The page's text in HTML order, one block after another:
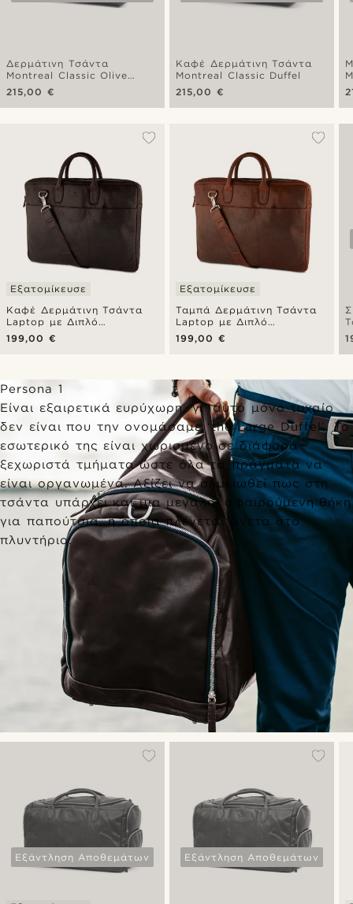
Δερμάτινη Τσάντα
Montreal Classic Olive
Duffel
215,00 €
Καφέ Δερμάτινη Τσάντα
Montreal Classic Duffel
215,00 €
Καφέ Δερμάτινη Τσάντα
Laptop με Διπλό
Φερμουάρ Montreal
Executive
Εξατομίκευσε
199,00 €
Ταμπά Δερμάτινη Τσάντα
Laptop με Διπλό
Φερμουάρ Montreal
Executive
Εξατομίκευσε
199,00 €
Persona 1
Είναι εξαιρετικά ευρύχωρη, γι’ αυτό μόνο τυχαίο
δεν είναι που την ονομάσαμε ‘the Large Duffel’. Το
εσωτερικό της είναι χωρισμένο σε διάφορα
ξεχωριστά τμήματα ώστε όλα τα πράγματα να
είναι οργανωμένα. Αξίζει να σημειωθεί πως στη
τσάντα υπάρχει και μια μεγάλη, αφαιρούμενη θήκη
για παπούτσια, η οποία πλένεται άνετα στο
πλυντήριο.
Εξάντληση Αποθεμάτων Εξάντληση Αποθεμάτων